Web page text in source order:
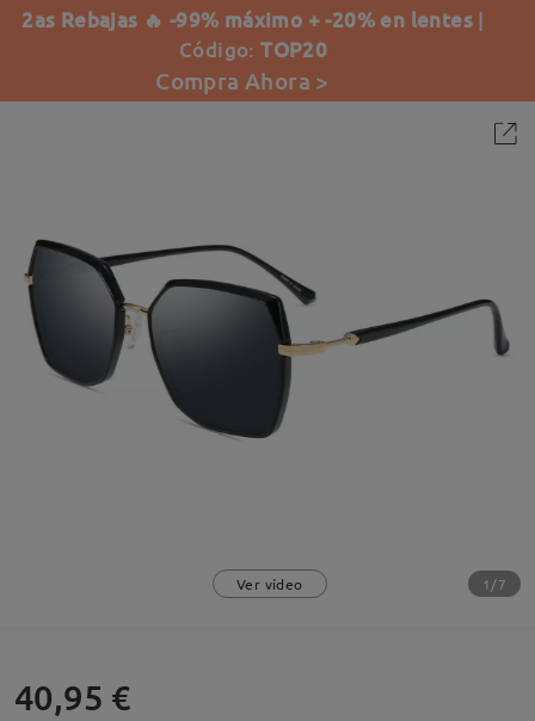
2as Rebajas 🔥 -99% máximo + -20% en lentes |
Código:TOP20
Compra Ahora >
Ver vídeo 1/7
40,95 €